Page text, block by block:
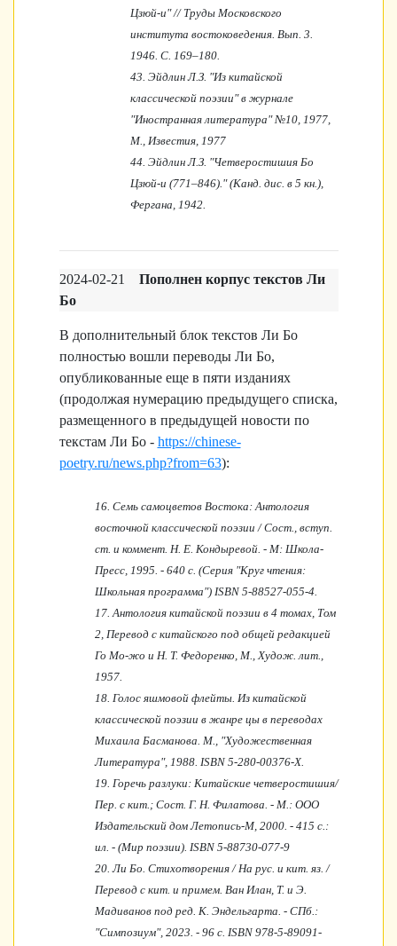
Цзюй-и" // Труды Московского
института востоковедения. Вып. 3.
1946. С. 169–180.
43. Эйдлин Л.З. "Из китайской
классической поэзии" в журнале
"Иностранная литература" №10, 1977,
М., Известия, 1977
44. Эйдлин Л.З. "Четверостишия Бо
Цзюй-и (771–846)." (Канд. дис. в 5 кн.),
Фергана, 1942.
2024-02-21
Пополнен корпус текстов Ли
Бо
В дополнительный блок текстов Ли Бо
полностью вошли переводы Ли Бо,
опубликованные еще в пяти изданиях
(продолжая нумерацию предыдущего списка,
размещенного в предыдущей новости по
текстам Ли Бо - https://chinese-
poetry.ru/news.php?from=63):
16. Семь самоцветов Востока: Антология
восточной классической поэзии / Сост., вступ.
ст. и коммент. Н. Е. Кондыревой. - М: Школа-
Пресс, 1995. - 640 с. (Серия "Круг чтения:
Школьная програм­ма") ISBN 5-88527-055-4.
17. Антология китайской поэзии в 4 томах, Том
2, Перевод с китайского под общей редакцией
Го Мо-жо и Н. Т. Федоренко, М., Худож. лит.,
1957.
18. Голос яшмовой флейты. Из китайской
классической поэзии в жанре цы в переводах
Михаила Басманова. М., "Художественная
Литература", 1988. ISBN 5-280-00376-X.
19. Горечь разлуки: Китайские четверостишия/
Пер. с кит.; Сост. Г. Н. Филатова. - М.: ООО
Издательский дом Летопись-М, 2000. - 415 с.:
ил. - (Мир поэзии). ISBN 5-88730-077-9
20. Ли Бо. Стихотворения / На рус. и кит. яз. /
Перевод с кит. и примем. Ван Илан, Т. и Э.
Мадиванов под ред. К. Эндельгарта. - СПб.:
"Симпозиум", 2023. - 96 с. ISBN 978-5-89091-